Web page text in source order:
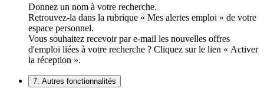
Donnez un nom à votre recherche.
Retrouvez-la dans la rubrique « Mes alertes emploi » de votre
espace personnel.
Vous souhaitez recevoir par e-mail les nouvelles offres
d'emploi liées à votre recherche ? Cliquez sur le lien « Activer
la réception ».
7. Autres fonctionnalités